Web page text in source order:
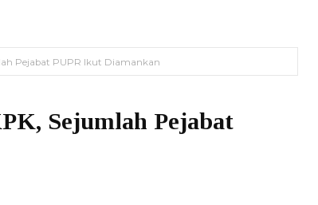
Pejabat PUPR Ikut Diamankan
Sejumlah Pejabat